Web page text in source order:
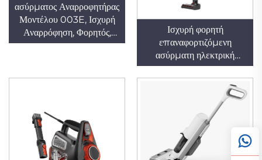
ασύρματος Αναρροφητήρας
Μοντέλου 003E, Ισχυρή
Αναρρόφηση, Φορητός,
Ελαφρύς, Μεγάλη Διάρκεια
Ισχυρή φορητή
επαναφορτιζόμενη
ασύρματη ηλεκτρική
σκούπα 2 σε 1 με
αναρρόφηση για στεγνή
χρήση σε ξενοδοχεία και
οικιακή χρήση